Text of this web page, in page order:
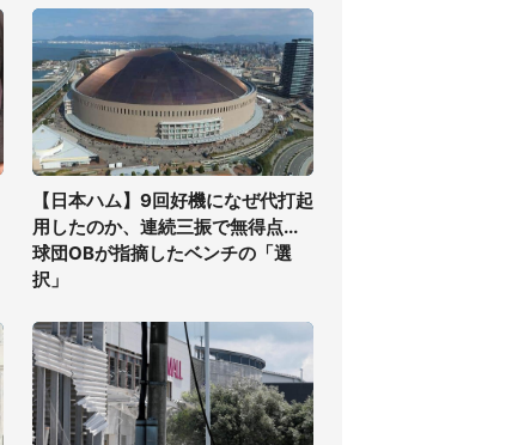
【日本ハム】9回好機になぜ代打起
用したのか、連続三振で無得点...
球団OBが指摘したベンチの「選
択」